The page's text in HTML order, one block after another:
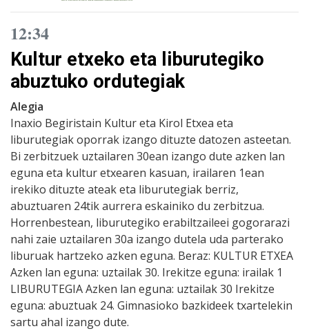
12:34
Kultur etxeko eta liburutegiko
abuztuko ordutegiak
Alegia
Inaxio Begiristain Kultur eta Kirol Etxea eta
liburutegiak oporrak izango dituzte datozen asteetan.
Bi zerbitzuek uztailaren 30ean izango dute azken lan
eguna eta kultur etxearen kasuan, irailaren 1ean
irekiko dituzte ateak eta liburutegiak berriz,
abuztuaren 24tik aurrera eskainiko du zerbitzua.
Horrenbestean, liburutegiko erabiltzaileei gogorarazi
nahi zaie uztailaren 30a izango dutela uda parterako
liburuak hartzeko azken eguna. Beraz: KULTUR ETXEA
Azken lan eguna: uztailak 30. Irekitze eguna: irailak 1
LIBURUTEGIA Azken lan eguna: uztailak 30 Irekitze
eguna: abuztuak 24. Gimnasioko bazkideek txartelekin
sartu ahal izango dute.